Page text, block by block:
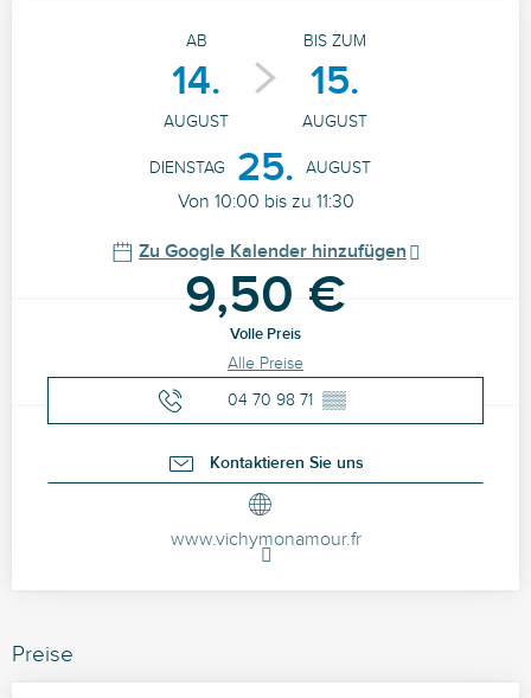
Öffnungszeiten & Kontaktdaten
AB
14.
AUGUST
BIS ZUM
15.
AUGUST
DIENSTAG 25. AUGUST
Von 10:00 bis zu 11:30
Zu Google Kalender hinzufügen
9,50 €
Volle Preis
Alle Preise
04 70 98 71 ▒▒
Kontaktieren Sie uns
www.vichymonamour.fr
Preise